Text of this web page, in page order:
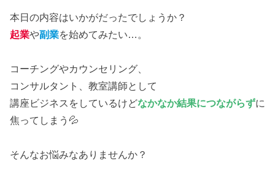
本日の内容はいかがだったでしょうか？
起業や副業を始めてみたい…。
コーチングやカウンセリング、
コンサルタント、教室講師として
講座ビジネスをしているけどなかなか結果につながらずに
焦ってしまう💦
そんなお悩みなありませんか？